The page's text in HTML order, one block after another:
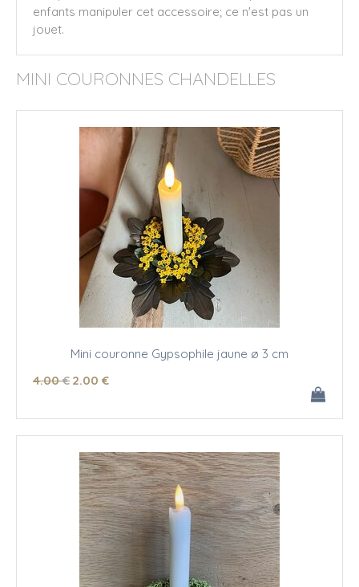
enfants manipuler cet accessoire; ce n'est pas un
jouet.
MINI COURONNES CHANDELLES
Mini couronne Gypsophile jaune ø 3 cm
4.00 € 2.00 €